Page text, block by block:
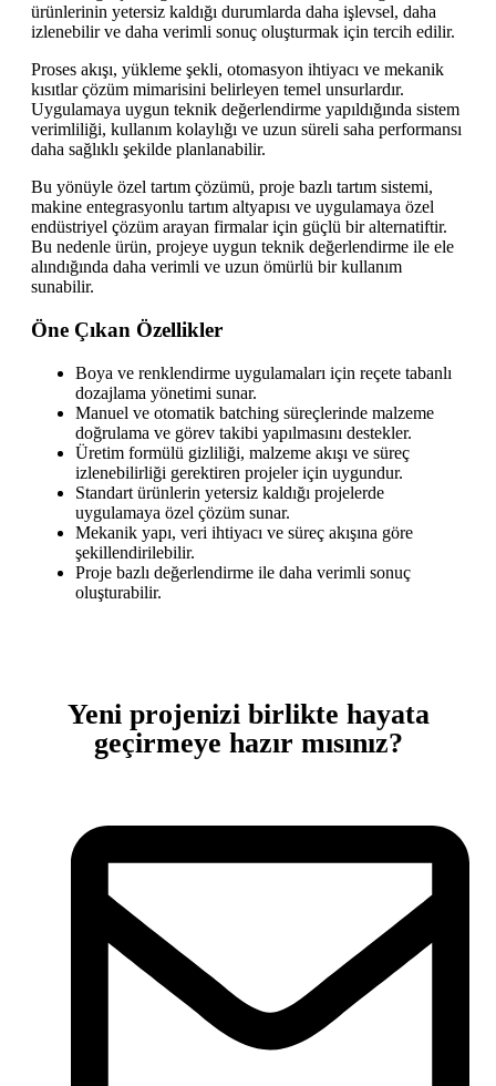
ürünlerinin yetersiz kaldığı durumlarda daha işlevsel, daha
izlenebilir ve daha verimli sonuç oluşturmak için tercih edilir.
Proses akışı, yükleme şekli, otomasyon ihtiyacı ve mekanik
kısıtlar çözüm mimarisini belirleyen temel unsurlardır.
Uygulamaya uygun teknik değerlendirme yapıldığında sistem
verimliliği, kullanım kolaylığı ve uzun süreli saha performansı
daha sağlıklı şekilde planlanabilir.
Bu yönüyle özel tartım çözümü, proje bazlı tartım sistemi,
makine entegrasyonlu tartım altyapısı ve uygulamaya özel
endüstriyel çözüm arayan firmalar için güçlü bir alternatiftir.
Bu nedenle ürün, projeye uygun teknik değerlendirme ile ele
alındığında daha verimli ve uzun ömürlü bir kullanım
sunabilir.
Öne Çıkan Özellikler
Boya ve renklendirme uygulamaları için reçete tabanlı
dozajlama yönetimi sunar.
Manuel ve otomatik batching süreçlerinde malzeme
doğrulama ve görev takibi yapılmasını destekler.
Üretim formülü gizliliği, malzeme akışı ve süreç
izlenebilirliği gerektiren projeler için uygundur.
Standart ürünlerin yetersiz kaldığı projelerde
uygulamaya özel çözüm sunar.
Mekanik yapı, veri ihtiyacı ve süreç akışına göre
şekillendirilebilir.
Proje bazlı değerlendirme ile daha verimli sonuç
oluşturabilir.
Yeni projenizi birlikte hayata
geçirmeye hazır mısınız?